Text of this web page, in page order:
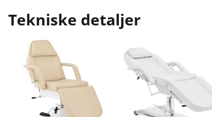
Tekniske detaljer